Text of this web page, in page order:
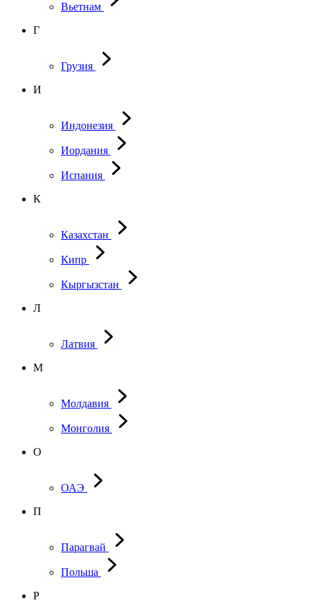
Вьетнам
Г
Грузия
И
Индонезия
Иордания
Испания
К
Казахстан
Кипр
Кыргызстан
Л
Латвия
М
Молдавия
Монголия
О
ОАЭ
П
Парагвай
Польша
Р